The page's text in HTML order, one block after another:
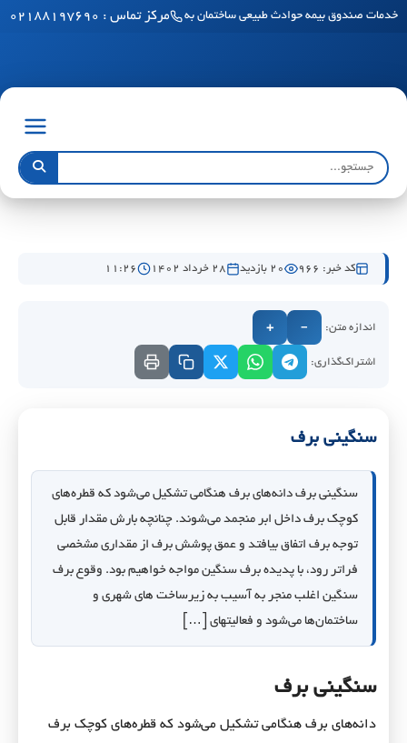
خدمات صندوق بیمه حوادث طبیعی ساختمان به مناطق آزاد رسید
مرکز تماس : ۰۲۱۸۸۱۹۷۶۹۰
کد خبر: 966 20 بازدید ۲۸ خرداد ۱۴۰۲ ۱۱:۲۶
اندازه متن: −
+
اشتراک‌گذاری:
سنگینی برف
سنگینی برف دانه‌های برف هنگامی تشکیل می‌شود که قطره‌های
کوچک برف داخل ابر منجمد می‌شوند. چنانچه بارش مقدار قابل
توجه برف اتفاق بیافتد و عمق پوشش برف از مقداری مشخصی
فراتر رود، با پدیده برف سنگین مواجه خواهیم بود. وقوع برف
سنگین اغلب منجر به آسیب به زیرساخت های شهری و
ساختمان‌ها می‌شود و فعالیتهای […]
سنگینی برف
دانه‌های برف هنگامی تشکیل می‌شود که قطره‌های کوچک برف